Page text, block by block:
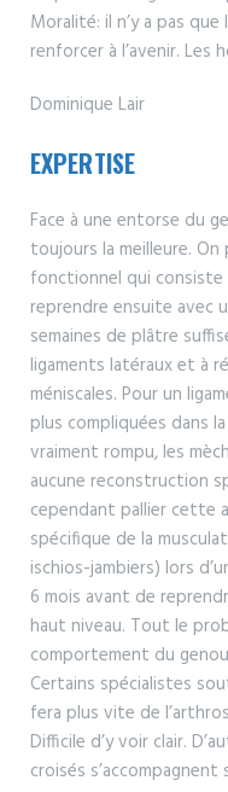
Moralité: il n’y a pas
renforcer à l’avenir. Les
Dominique Lair
EXPERTISE
Face à une entorse du
toujours la meilleure.
fonctionnel qui consiste
reprendre ensuite avec
semaines de plâtre
ligaments latéraux et à
méniscales. Pour un
plus compliquées dans
vraiment rompu, les
aucune reconstruction
cependant pallier cette
spécifique de la
ischios-jambiers) lors
6 mois avant de
haut niveau. Tout le
comportement du
Certains spécialistes
fera plus vite de
Difficile d’y voir clair.
croisés